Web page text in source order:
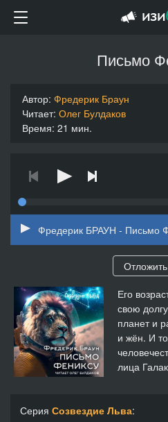
Письмо
Автор: Фредерик Браун
Читает: Олег Булдаков
Время: 21 мин.
Фредерик БРАУН - Письмо
Отложить
Его
свою
планет и
и жён. И
лица
Серия Созвездие Льва: